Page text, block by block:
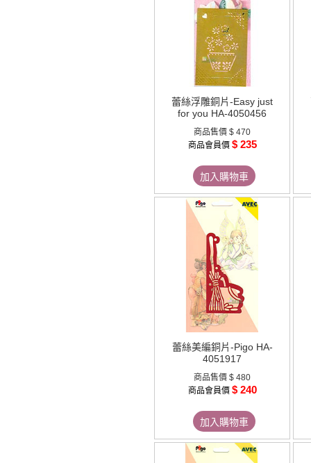
蕾絲浮雕銅片-Easy just
for you HA-4050456
商品售價 $ 470
商品會員價 $ 235
加入購物車
蕾絲美編銅片-Pigo HA-
4051917
商品售價 $ 480
商品會員價 $ 240
加入購物車